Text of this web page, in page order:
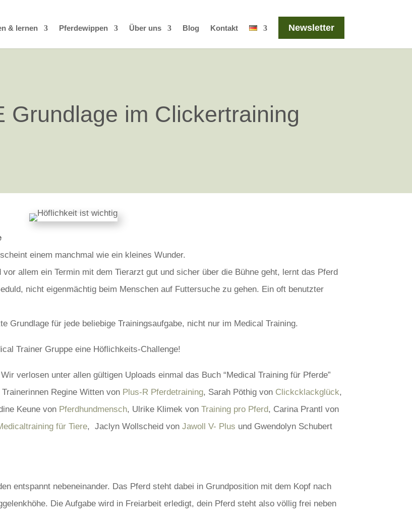
& lernen Pferdewippen Über uns Blog Kontakt Newsletter
Grundlage im Clickertraining
einem manchmal wie ein kleines Wunder.
allem ein Termin mit dem Tierarzt gut und sicher über die Bühne geht, lernt das Pferd
nicht eigenmächtig beim Menschen auf Futtersuche zu gehen. Ein oft benutzter
Grundlage für jede beliebige Trainingsaufgabe, nicht nur im Medical Training.
Trainer Gruppe eine Höflichkeits-Challenge!
verlosen unter allen gültigen Uploads einmal das Buch “Medical Training für Pferde”
Regine Witten von Plus-R Pferdetraining, Sarah Pöthig von Clickcklackglück,
Keune von Pferdhundmensch, Ulrike Klimek von Training pro Pferd, Carina Prantl von
für Tiere, Jaclyn Wollscheid von Jawoll V- Plus und Gwendolyn Schubert
entspannt nebeneinander. Das Pferd steht dabei in Grundposition mit dem Kopf nach
Die Aufgabe wird in Freiarbeit erledigt, dein Pferd steht also völlig frei neben